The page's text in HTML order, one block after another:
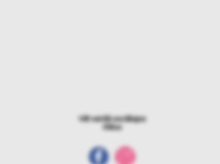
Vēl vairāk sociālajos
tīklos